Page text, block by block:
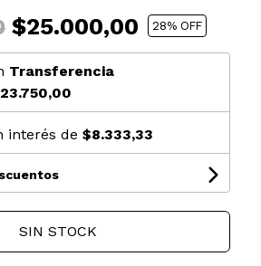
$25.000,00 28% OFF
Transferencia
interés de $8.333,33
SIN STOCK